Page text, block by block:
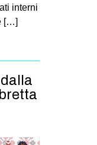
interni
[…]